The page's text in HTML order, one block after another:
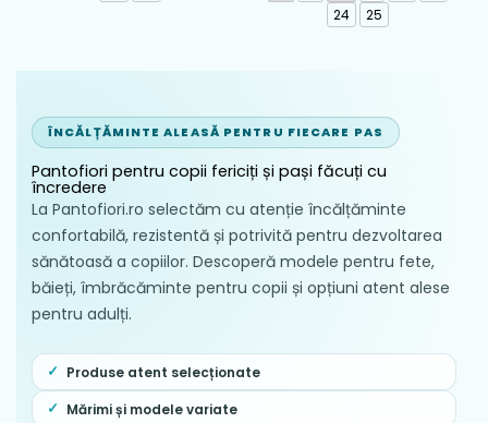
24
25
ÎNCĂLȚĂMINTE ALEASĂ PENTRU FIECARE PAS
Pantofiori pentru copii fericiți și pași făcuți cu
încredere
La Pantofiori.ro selectăm cu atenție încălțăminte
confortabilă, rezistentă și potrivită pentru dezvoltarea
sănătoasă a copiilor. Descoperă modele pentru fete,
băieți, îmbrăcăminte pentru copii și opțiuni atent alese
pentru adulți.
Produse atent selecționate
Mărimi și modele variate